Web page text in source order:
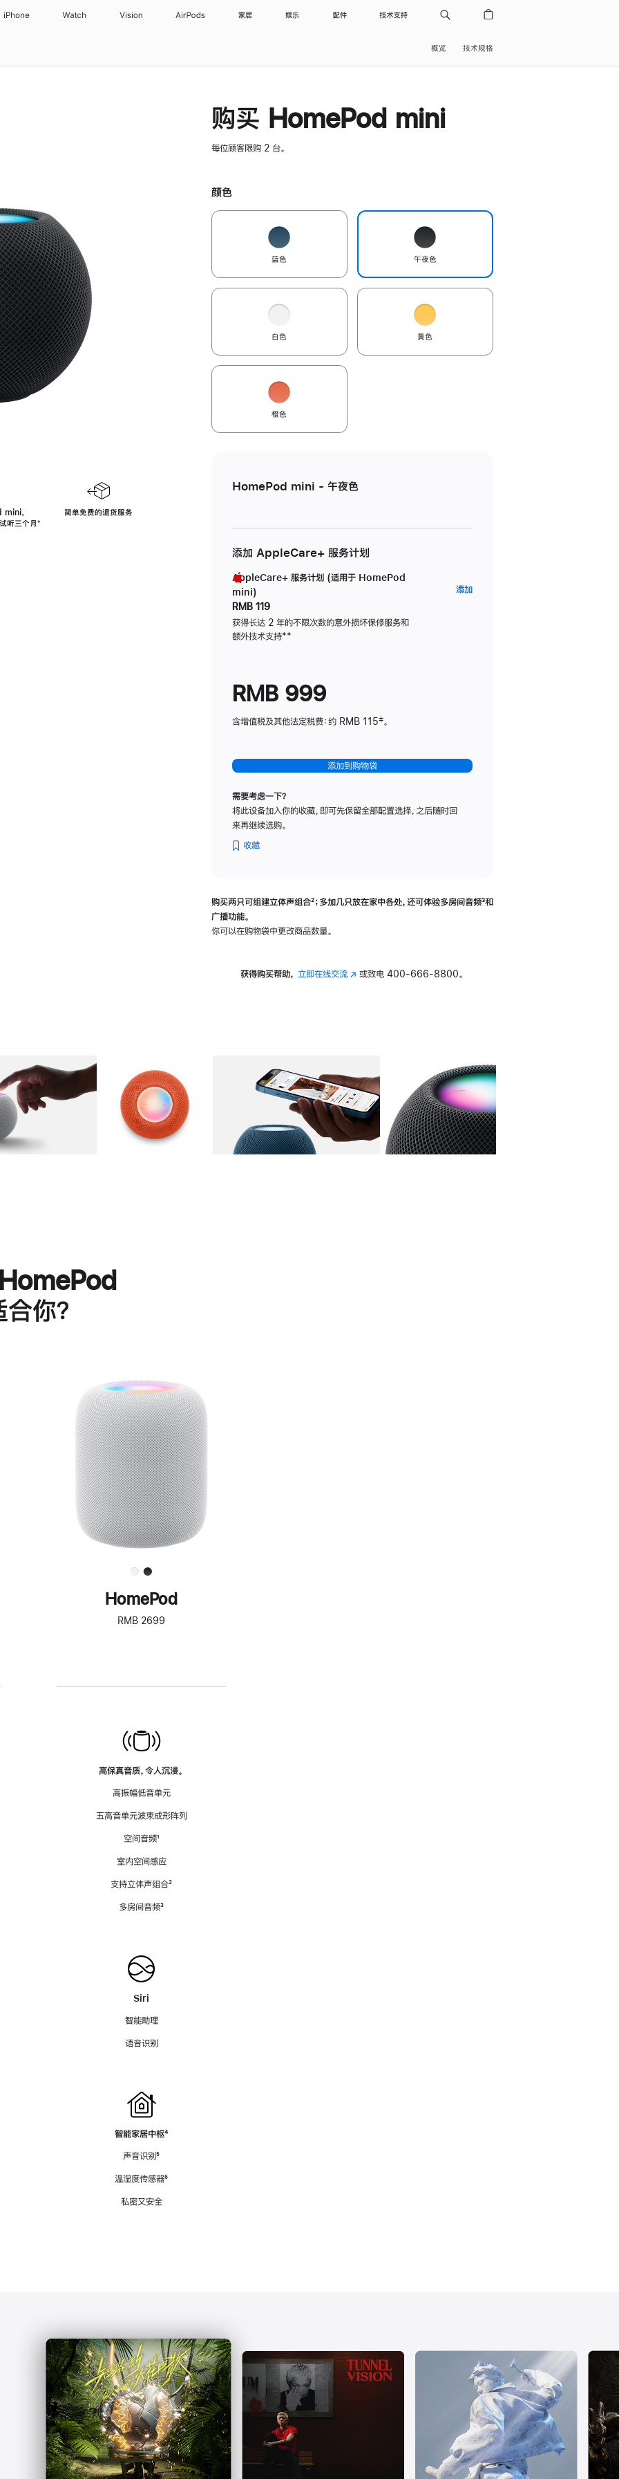
iPhone Watch Vision AirPods 家居 娱乐 配件 技术支持
概览 技术规格
，
听三个月脚
⁺
简单免费的退货服务
购买 HomePod mini
每位顾客限购 2 台。
颜色
蓝色 午夜色
白色 黄色
橙色
HomePod mini - 午夜色
添加 AppleCare+ 服务计划
AppleCare+ 服务计划 (适用于 HomePod
mini)
RMB 119
获得长达 2 年的不限次数的意外损坏保修服务和
额外技术支持脚
**
添加AppleCare+
RMB 999
含增值税及其他法定税费：约 RMB 115‡。
添加到购物袋
需要考虑一下？
将此设备加入你的收藏，即可先保留全部配置选择，之后随时回
来再继续选购。
收藏
购买两只可组建立体声组合脚
²；多加几只放在家中各处，还可体验多‍房‍间音频脚
³和
广播功能。
你可以在购物袋中更改商品数量。
获得购买帮助， 立即在线交流(在 或致电 400-666-8800。
图库 图像 图库 图像 图库 图像 4 图库 图像 5
你？
进
一
步
了
解
HomePod<
HomePod
RMB 2699
高保真音质，令人沉浸。
高振幅低音单元
五高音单元波束成形阵列
空间音频脚
¹
室内空间感应
支持立体声组合脚
²
多房间音频脚
³
Siri
智能助理
语音识别
智能家居中枢脚
⁴
声音识别脚
⁵
温湿度传感器脚
⁶
私密又安全